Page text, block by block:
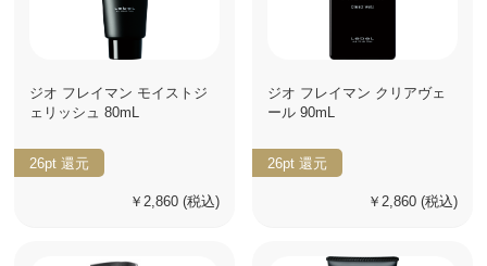
ジオ フレイマン モイストジ
ェリッシュ 80mL
26pt 還元
￥2,860 (税込)
ジオ フレイマン クリアヴェ
ール 90mL
26pt 還元
￥2,860 (税込)